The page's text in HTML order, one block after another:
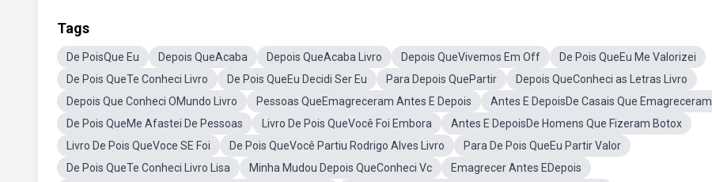
Tags
De PoisQue Eu Depois QueAcaba Depois QueAcaba Livro Depois QueVivemos Em Off
De Pois QueEu Me Valorizei
De Pois QueTe Conheci Livro
De Pois QueEu Decidi Ser Eu Para Depois QuePartir
Depois QueConheci as Letras Livro
Depois Que Conheci OMundo Livro
Pessoas QueEmagreceram Antes E Depois
Antes E DepoisDe Casais Que Emagreceram
De Pois QueMe Afastei De Pessoas
Livro De Pois QueVocê Foi Embora
Antes E DepoisDe Homens Que Fizeram Botox
Livro De Pois QueVoce SE Foi
De Pois QueVocê Partiu Rodrigo Alves Livro
Para De Pois QueEu Partir Valor
De Pois QueTe Conheci Livro Lisa
Minha Mudou Depois QueConheci Vc Emagrecer Antes EDepois